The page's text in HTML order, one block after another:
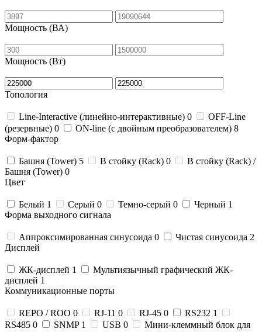
Мощность (ВА)
Мощность (Вт)
Топология
Line-Interactive (линейно-интерактивные) 0
OFF-Line
(резервные) 0 ON-line (с двойным преобразователем) 8
Форм-фактор
Башня (Tower) 5 В стойку (Rack) 0
В стойку (Rack) /
Башня (Tower) 0
Цвет
Белый 1 Серый 0 Темно-серый 0 Черный 1
Форма выходного сигнала
Аппроксимированная синусоида 0 Чистая синусоида 2
Дисплей
ЖК-дисплей 1
Мультиязычный графический ЖК-
дисплей 1
Коммуникационные порты
REPO / ROO 0 RJ-11 0 RJ-45 0 RS232 1
RS485 0 SNMP 1 USB 0
Мини-клеммный блок для